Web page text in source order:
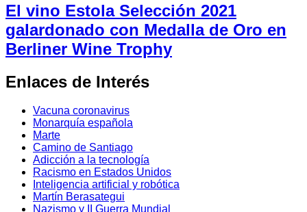
El vino Estola Selección 2021
galardonado con Medalla de Oro en
Berliner Wine Trophy
Enlaces de Interés
Vacuna coronavirus
Monarquía española
Marte
Camino de Santiago
Adicción a la tecnología
Racismo en Estados Unidos
Inteligencia artificial y robótica
Martín Berasategui
Nazismo y II Guerra Mundial